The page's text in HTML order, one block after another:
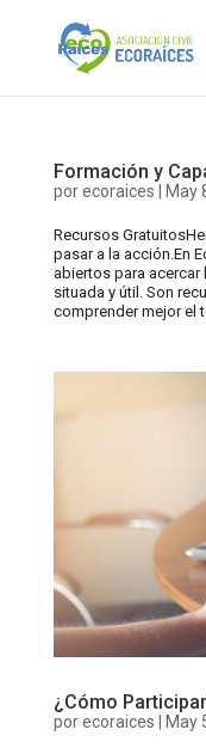
Formación y
porecoraices May
Recursos
pasar a la acción.En
abiertos para
situada y útil. Son
comprender mejor el
¿Cómo
porecoraices May